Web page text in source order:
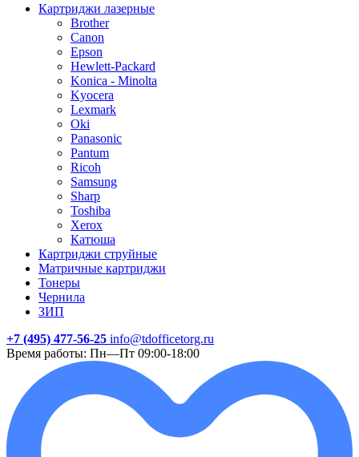
Картриджи лазерные
Brother
Canon
Epson
Hewlett-Packard
Konica - Minolta
Kyocera
Lexmark
Oki
Panasonic
Pantum
Ricoh
Samsung
Sharp
Toshiba
Xerox
Катюша
Картриджи струйные
Матричные картриджи
Тонеры
Чернила
ЗИП
+7 (495) 477-56-25 info@tdofficetorg.ru
Время работы: Пн—Пт 09:00-18:00